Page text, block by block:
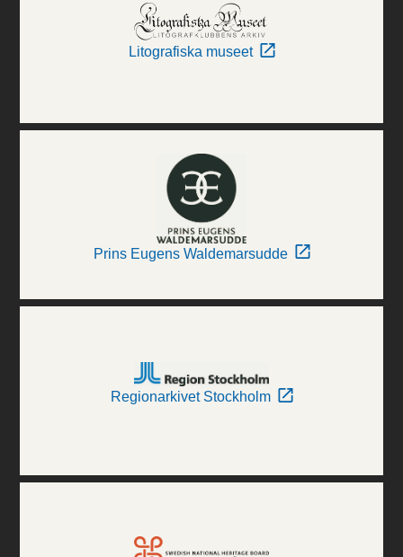
Litografiska museet
Prins Eugens Waldemarsudde
Regionarkivet Stockholm